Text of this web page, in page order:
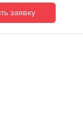
заявку